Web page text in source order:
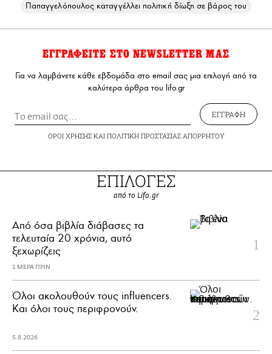
Παπαγγελόπουλος καταγγέλλει πολιτική δίωξη σε βάρος του
ΕΓΓΡΑΦΕΙΤΕ ΣΤΟ NEWSLETTER ΜΑΣ
Για να λαμβάνετε κάθε εβδομάδα στο email σας μια επιλογή από τα
καλύτερα άρθρα του lifo.gr
ΕΓΓΡΑΦΗ
ΟΡΟΙ ΧΡΗΣΗΣΚΑΙ ΠΟΛΙΤΙΚΗ ΠΡΟΣΤΑΣΙΑΣ ΑΠΟΡΡΗΤΟΥ
ΕΠΙΛΟΓΕΣ
από το Lifo.gr
Από όσα βιβλία διάβασες τα
τελευταία 20 χρόνια, αυτό
ξεχωρίζεις
1 ΜΕΡΑ ΠΡΙΝ
Όλοι ακολουθούν τους influencers.
Και όλοι τους περιφρονούν.
5.8.2026